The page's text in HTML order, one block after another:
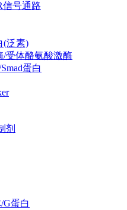
信号通路
(泛素)
/受体酪氨酸激酶
蛋白
剂
G蛋白